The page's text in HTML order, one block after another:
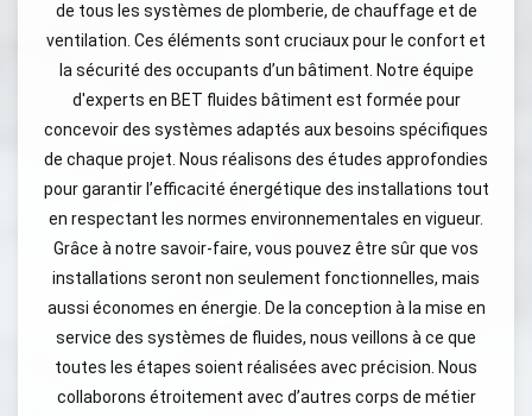
de tous les systèmes de plomberie, de chauffage et de
ventilation. Ces éléments sont cruciaux pour le confort et
la sécurité des occupants d’un bâtiment. Notre équipe
d'experts en BET fluides bâtiment est formée pour
concevoir des systèmes adaptés aux besoins spécifiques
de chaque projet. Nous réalisons des études approfondies
pour garantir l’efficacité énergétique des installations tout
en respectant les normes environnementales en vigueur.
Grâce à notre savoir-faire, vous pouvez être sûr que vos
installations seront non seulement fonctionnelles, mais
aussi économes en énergie. De la conception à la mise en
service des systèmes de fluides, nous veillons à ce que
toutes les étapes soient réalisées avec précision. Nous
collaborons étroitement avec d’autres corps de métier